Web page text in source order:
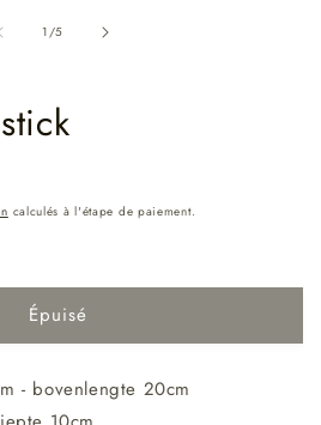
1/de
5
calculés à l'étape de paiement.
Épuisé
- bovenlengte 20cm